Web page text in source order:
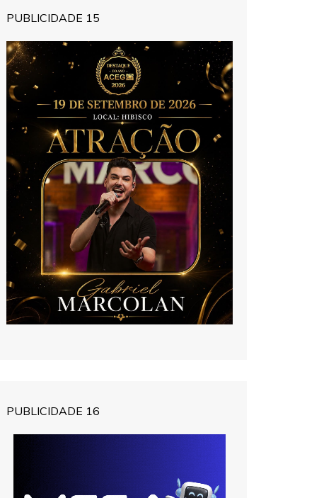
PUBLICIDADE 15
PUBLICIDADE 16